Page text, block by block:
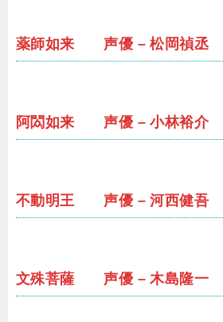
薬師如来 声優 – 松岡禎丞
阿閦如来 声優 – 小林裕介
不動明王 声優 – 河西健吾
文殊菩薩 声優 – 木島隆一